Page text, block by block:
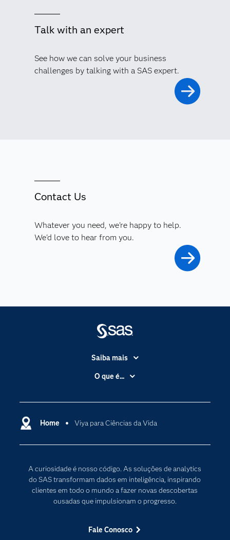
Talk with an expert
See how we can solve your business
challenges by talking with a SAS expert.
Contact Us
Whatever you need, we're happy to help.
We'd love to hear from you.
Home Viya para Ciências da Vida
A curiosidade é nosso código. As soluções de analytics
do SAS transformam dados em inteligência, inspirando
clientes em todo o mundo a fazer novas descobertas
ousadas que impulsionam o progresso.
Fale Conosco
Saiba mais
Acessibilidade
Carreiras
Certificação
Documentação
PARA EDUCADORES
Empresa
O que é...
Computação em nuvem
Transformação digital